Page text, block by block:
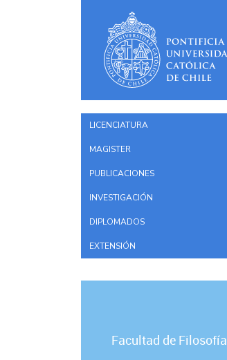
LICENCIATURA
MAGISTER
PUBLICACIONES
INVESTIGACIÓN
DIPLOMADOS
EXTENSIÓN
Facultad de Filosofía